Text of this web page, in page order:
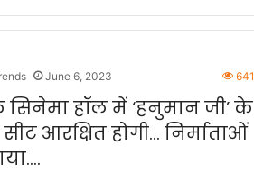
June 6, 2023 641
सिनेमा हॉल में ‘हनुमान जी’ के
आरक्षित होगी… निर्माताओं